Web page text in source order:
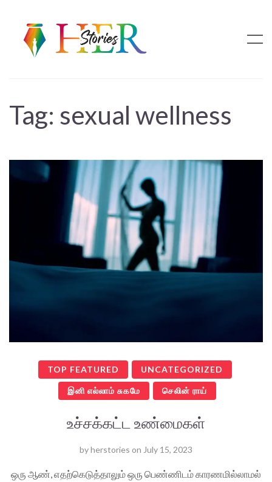
Tag: sexual wellness
TOP FEATURED UNCATEGORIZED
இனி எல்லாம் சுகமே செலின் ராய்
உச்சக்கட்ட உண்மைகள்
byherstories on July 15, 2023
ஒரு ஆண், எதற்கெடுத்தாலும் ஒரு பெண்ணிடம் காரணமில்லாமல்